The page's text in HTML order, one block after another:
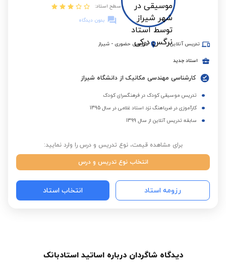
سطح استاد:
بدون دیدگاه
تدریس آنلاین تدریس حضوری - شیراز
استاد جدید
کارشناسی مهندسی مکانیک از دانشگاه شیراز
تدریس موسیقی کودک در فرهنگسرای کودک
کارآموزی در ضرباهنگ نزد استاد غلامی در سال 1395
سابقه تدریس آنلاین از سال 1399
برای مشاهده قیمت، نوع تدریس و درس را وارد نمایید:
انتخاب نوع تدریس و درس
رزومه استاد انتخاب استاد
دیدگاه شاگردان درباره اساتید استادبانک